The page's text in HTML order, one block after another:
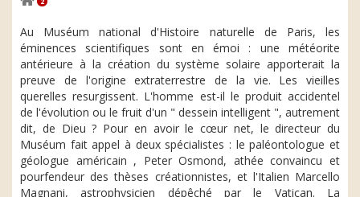
Au Muséum national d'Histoire naturelle de Paris, les
éminences scientifiques sont en émoi : une météorite
antérieure à la création du système solaire apporterait la
preuve de l'origine extraterrestre de la vie. Les vieilles
querelles resurgissent. L'homme est-il le produit accidentel
de l'évolution ou le fruit d'un " dessein intelligent ", autrement
dit, de Dieu ? Pour en avoir le cœur net, le directeur du
Muséum fait appel à deux spécialistes : le paléontologue et
géologue américain , Peter Osmond, athée convaincu et
pourfendeur des thèses créationnistes, et l'Italien Marcello
Magnani, astrophysicien dépêché par le Vatican. La